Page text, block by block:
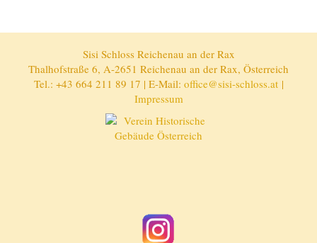
Sisi Schloss Reichenau an der Rax
Thalhofstraße 6, A-2651 Reichenau an der Rax, Österreich
Tel.: +43 664 211 89 17 | E-Mail: office@sisi-schloss.at|
Impressum